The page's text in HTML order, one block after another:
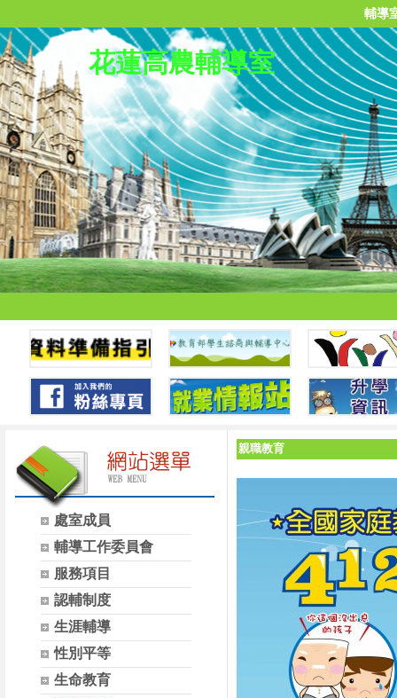
輔導
花蓮高農輔導室
處室成員
輔導工作委員會
服務項目
認輔制度
生涯輔導
性別平等
生命教育
親職教育